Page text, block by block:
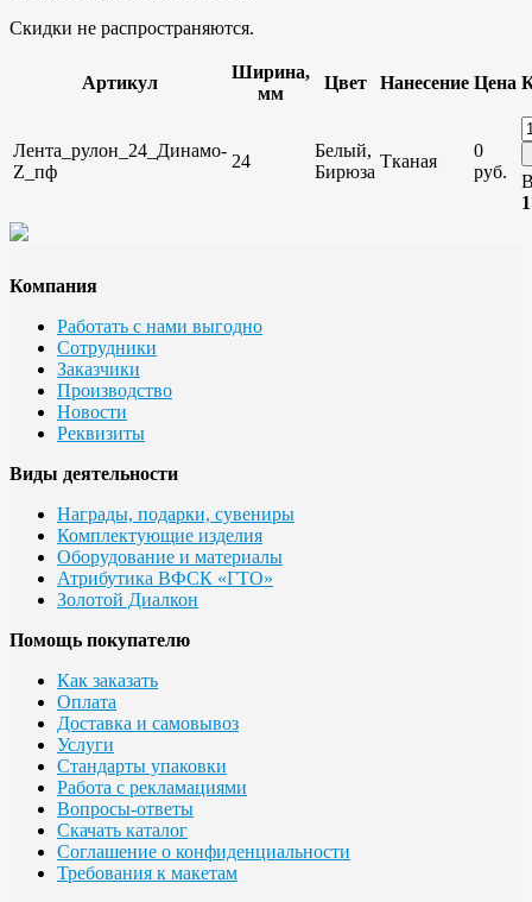
Скидки не распространяются.
Артикул
Ширина,
мм
Цвет Нанесение Цена
Лента_рулон_24_Динамо-
Z_пф
24
Белый,
Бирюза
Тканая
0
руб.
Компания
Работать с нами выгодно
Сотрудники
Заказчики
Производство
Новости
Реквизиты
Виды деятельности
Награды, подарки, сувениры
Комплектующие изделия
Оборудование и материалы
Атрибутика ВФСК «ГТО»
Золотой Диалкон
Помощь покупателю
Как заказать
Оплата
Доставка и самовывоз
Услуги
Стандарты упаковки
Работа с рекламациями
Вопросы-ответы
Скачать каталог
Соглашение о конфиденциальности
Требования к макетам